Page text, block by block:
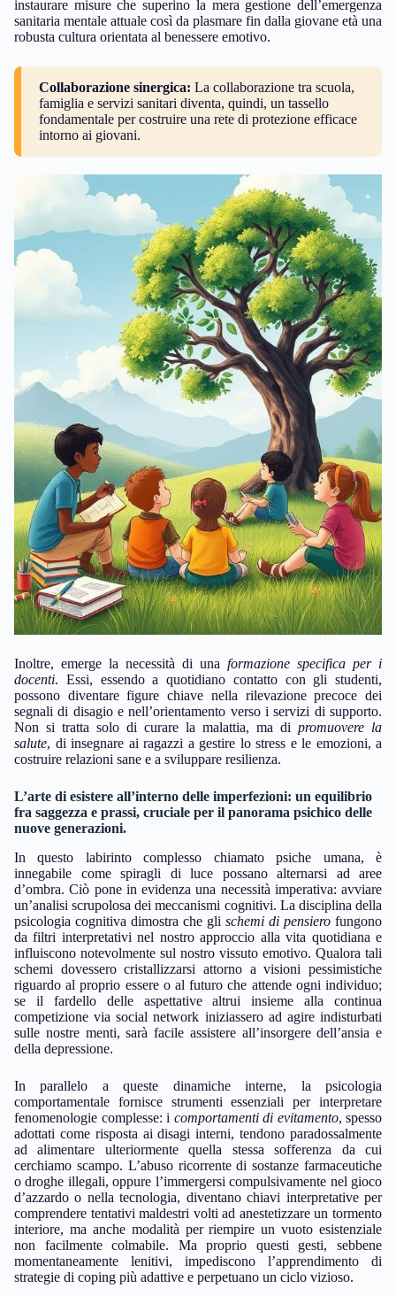
instaurare misure che superino la mera gestione dell’emergenza
sanitaria mentale attuale così da plasmare fin dalla giovane età una
robusta cultura orientata al benessere emotivo.
Collaborazione sinergica: La collaborazione tra scuola,
famiglia e servizi sanitari diventa, quindi, un tassello
fondamentale per costruire una rete di protezione efficace
intorno ai giovani.
Inoltre, emerge la necessità di una formazione specifica per i
docenti. Essi, essendo a quotidiano contatto con gli studenti,
possono diventare figure chiave nella rilevazione precoce dei
segnali di disagio e nell’orientamento verso i servizi di supporto.
Non si tratta solo di curare la malattia, ma di promuovere la
salute, di insegnare ai ragazzi a gestire lo stress e le emozioni, a
costruire relazioni sane e a sviluppare resilienza.
L’arte di esistere all’interno delle imperfezioni: un equilibrio
fra saggezza e prassi, cruciale per il panorama psichico delle
nuove generazioni.
In questo labirinto complesso chiamato psiche umana, è
innegabile come spiragli di luce possano alternarsi ad aree
d’ombra. Ciò pone in evidenza una necessità imperativa: avviare
un’analisi scrupolosa dei meccanismi cognitivi. La disciplina della
psicologia cognitiva dimostra che gli schemi di pensiero fungono
da filtri interpretativi nel nostro approccio alla vita quotidiana e
influiscono notevolmente sul nostro vissuto emotivo. Qualora tali
schemi dovessero cristallizzarsi attorno a visioni pessimistiche
riguardo al proprio essere o al futuro che attende ogni individuo;
se il fardello delle aspettative altrui insieme alla continua
competizione via social network iniziassero ad agire indisturbati
sulle nostre menti, sarà facile assistere all’insorgere dell’ansia e
della depressione.
In parallelo a queste dinamiche interne, la psicologia
comportamentale fornisce strumenti essenziali per interpretare
fenomenologie complesse: i comportamenti di evitamento, spesso
adottati come risposta ai disagi interni, tendono paradossalmente
ad alimentare ulteriormente quella stessa sofferenza da cui
cerchiamo scampo. L’abuso ricorrente di sostanze farmaceutiche
o droghe illegali, oppure l’immergersi compulsivamente nel gioco
d’azzardo o nella tecnologia, diventano chiavi interpretative per
comprendere tentativi maldestri volti ad anestetizzare un tormento
interiore, ma anche modalità per riempire un vuoto esistenziale
non facilmente colmabile. Ma proprio questi gesti, sebbene
momentaneamente lenitivi, impediscono l’apprendimento di
strategie di coping più adattive e perpetuano un ciclo vizioso.